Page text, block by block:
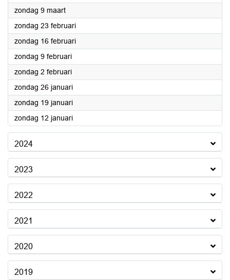
zondag 9 maart2025
zondag 23 februari2025
zondag 16 februari2025
zondag 9 februari2025
zondag 2 februari2025
zondag 26 januari2025
zondag 19 januari2025
zondag 12 januari2025
2024
2023
2022
2021
2020
2019